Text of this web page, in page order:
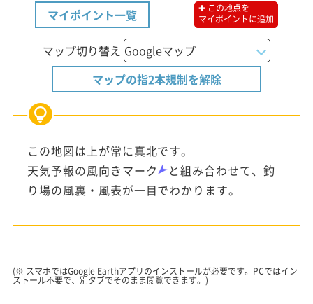
マイポイント一覧
✚ この地点を
マイポイントに追加
マップ切り替え
マップの指2本規制を解除
この地図は上が常に真北です。
天気予報の風向きマーク
と組み合わせて、釣
り場の風裏・風表が一目でわかります。
(※ スマホではGoogle Earthアプリのインストールが必要です。PCではイン
ストール不要で、別タブでそのまま閲覧できます。)